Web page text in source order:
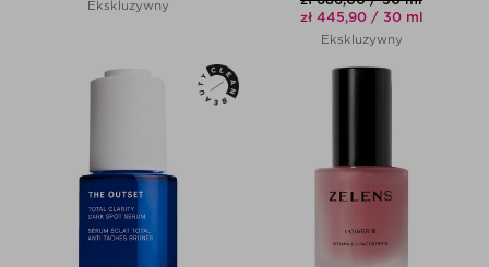
Ekskluzywny
zł 445,90 / 30 ml
Ekskluzywny